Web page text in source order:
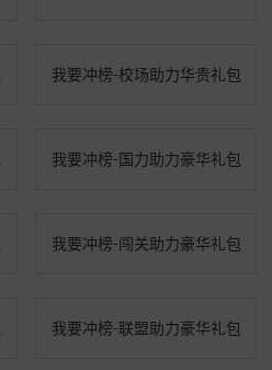
我要冲榜-校场助力华贵礼包
我要冲榜-国力助力豪华礼包
我要冲榜-闯关助力豪华礼包
我要冲榜-联盟助力豪华礼包